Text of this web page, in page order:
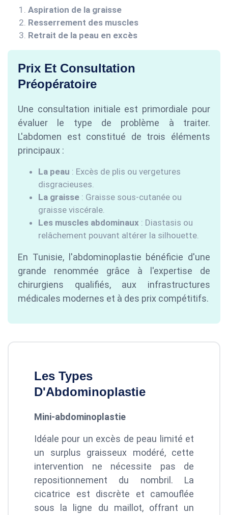
Aspiration de la graisse
Resserrement des muscles
Retrait de la peau en excès
Prix Et Consultation
Préopératoire
Une consultation initiale est primordiale pour
évaluer le type de problème à traiter.
L'abdomen est constitué de trois éléments
principaux :
La peau : Excès de plis ou vergetures
disgracieuses.
La graisse : Graisse sous-cutanée ou
graisse viscérale.
Les muscles abdominaux : Diastasis ou
relâchement pouvant altérer la silhouette.
En Tunisie, l'abdominoplastie bénéficie d'une
grande renommée grâce à l'expertise de
chirurgiens qualifiés, aux infrastructures
médicales modernes et à des prix compétitifs.
Les Types
D'Abdominoplastie
Mini-abdominoplastie
Idéale pour un excès de peau limité et
un surplus graisseux modéré, cette
intervention ne nécessite pas de
repositionnement du nombril. La
cicatrice est discrète et camouflée
sous la ligne du maillot, offrant un